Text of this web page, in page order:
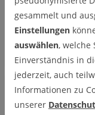
Das
die
Kick-
gesammelt und
Einstellungen
auswählen, welche
Einverständnis in
jederzeit, auch
Informationen zu
unserer